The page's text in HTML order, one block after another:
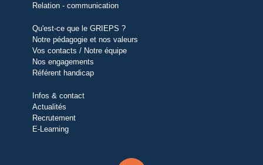
Relation - communication
Qu'est-ce que le GRIEPS ?
Notre pédagogie et nos valeurs
Vos contacts / Notre équipe
Nos engagements
Référent handicap
Infos & contact
Actualités
Recrutement
E-Learning